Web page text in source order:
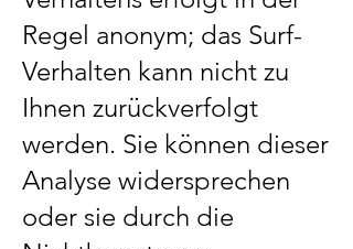
Regel anonym; das Surf-
Verhalten kann nicht zu
Ihnen zurückverfolgt
werden. Sie können dieser
Analyse widersprechen
oder sie durch die